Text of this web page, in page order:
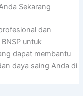
Sekarang
dan
untuk
dapat membantu
daya saing Anda di